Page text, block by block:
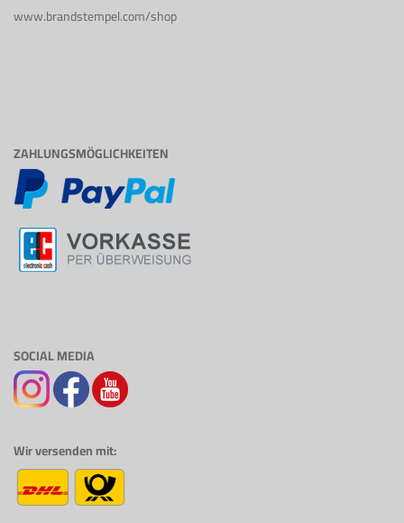
www.brandstempel.com/shop
ZAHLUNGSMÖGLICHKEITEN
SOCIAL MEDIA
Wir versenden mit: